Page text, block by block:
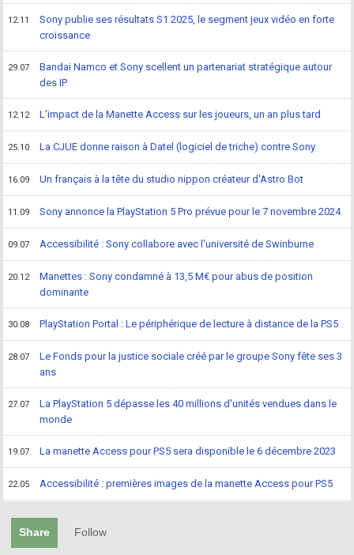
12.11
Sony publie ses résultats S1 2025, le segment jeux vidéo en forte
croissance
29.07
Bandai Namco et Sony scellent un partenariat stratégique autour
des IP
12.12 L'impact de la Manette Access sur les joueurs, un an plus tard
25.10 La CJUE donne raison à Datel (logiciel de triche) contre Sony
16.09 Un français à la tête du studio nippon créateur d'Astro Bot
11.09 Sony annonce la PlayStation 5 Pro prévue pour le 7 novembre 2024
09.07 Accessibilité : Sony collabore avec l'université de Swinburne
20.12
Manettes : Sony condamné à 13,5 M€ pour abus de position
dominante
30.08 PlayStation Portal : Le périphérique de lecture à distance de la PS5
28.07
Le Fonds pour la justice sociale créé par le groupe Sony fête ses 3
ans
27.07
La PlayStation 5 dépasse les 40 millions d'unités vendues dans le
monde
19.07 La manette Access pour PS5 sera disponible le 6 décembre 2023
22.05 Accessibilité : premières images de la manette Access pour PS5
Share Follow